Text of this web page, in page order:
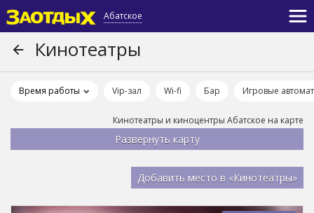
Абатское
Кинотеатры
Время работы Vip-зал Wi-fi Бар Игровые
Кинотеатры и киноцентры Абатское на карте
Добавить место в «Кинотеатры»